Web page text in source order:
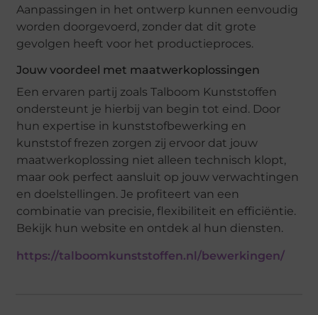
Aanpassingen in het ontwerp kunnen eenvoudig
worden doorgevoerd, zonder dat dit grote
gevolgen heeft voor het productieproces.
Jouw voordeel met maatwerkoplossingen
Een ervaren partij zoals Talboom Kunststoffen
ondersteunt je hierbij van begin tot eind. Door
hun expertise in kunststofbewerking en
kunststof frezen zorgen zij ervoor dat jouw
maatwerkoplossing niet alleen technisch klopt,
maar ook perfect aansluit op jouw verwachtingen
en doelstellingen. Je profiteert van een
combinatie van precisie, flexibiliteit en efficiëntie.
Bekijk hun website en ontdek al hun diensten.
https://talboomkunststoffen.nl/bewerkingen/